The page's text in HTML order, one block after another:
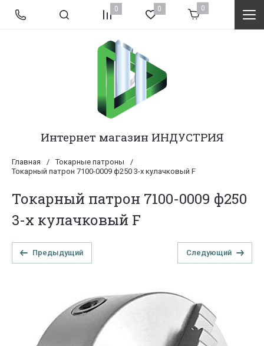
0 0 0
Интернет магазин ИНДУСТРИЯ
Главная / Токарные патроны
/
Токарный патрон 7100-0009 ф250 3-х кулачковый F
Токарный патрон 7100-0009 ф250
3-х кулачковый F
Предыдущий Следующий